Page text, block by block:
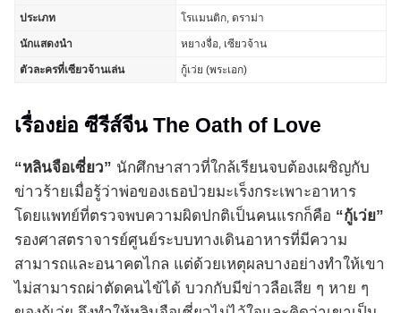
ประเภท โรแมนติก, ดราม่า
นักแสดงนำ หยางจื่อ, เซียวจ้าน
ตัวละครที่เซียวจ้านเล่น กู้เว่ย (พระเอก)
เรื่องย่อ ซีรีส์จีน The Oath of Love
“หลินจือเซี่ยว” นักศึกษาสาวที่ใกล้เรียนจบต้องเผชิญกับ
ข่าวร้ายเมื่อรู้ว่าพ่อของเธอป่วยมะเร็งกระเพาะอาหาร
โดยแพทย์ที่ตรวจพบความผิดปกติเป็นคนแรกก็คือ “กู้เว่ย”
รองศาสตราจารย์ศูนย์ระบบทางเดินอาหารที่มีความ
สามารถและอนาคตไกล แต่ด้วยเหตุผลบางอย่างทำให้เขา
ไม่สามารถผ่าตัดคนไข้ได้ บวกกับมีข่าวลือเสีย ๆ หาย ๆ